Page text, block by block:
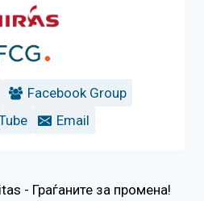
Facebook Group
Email
- Граѓаните за промена!